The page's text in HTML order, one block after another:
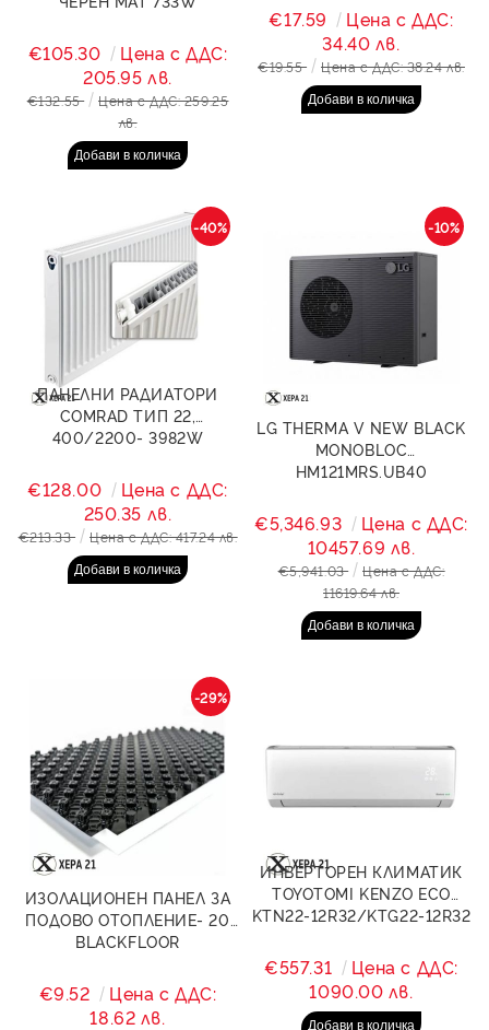
€105.30
Цена с ДДС:
205.95 лв.
€132.55
Цена с ДДС: 259.25
лв.
€17.59
Цена с ДДС:
34.40 лв.
€19.55 Цена с ДДС: 38.24 лв.
ПАНЕЛНИ РАДИАТОРИ
COMRAD ТИП 22,
400/2200- 3982W
-40%
€128.00
Цена с ДДС:
250.35 лв.
€213.33 Цена с ДДС: 417.24 лв.
LG THERMA V NEW BLACK
MONOBLOC
HM121MRS.UB40
-10%
€5,346.93
Цена с ДДС:
10457.69 лв.
€5,941.03
Цена с ДДС:
11619.64 лв.
ИЗОЛАЦИОНЕН ПАНЕЛ ЗА
ПОДОВО ОТОПЛЕНИЕ- 20
BLACKFLOOR
-29%
€9.52
Цена с ДДС:
18.62 лв.
ИНВЕРТОРЕН КЛИМАТИК
TOYOTOMI KENZO ECO
KTN22-12R32/KTG22-12R32
€557.31
Цена с ДДС:
1090.00 лв.